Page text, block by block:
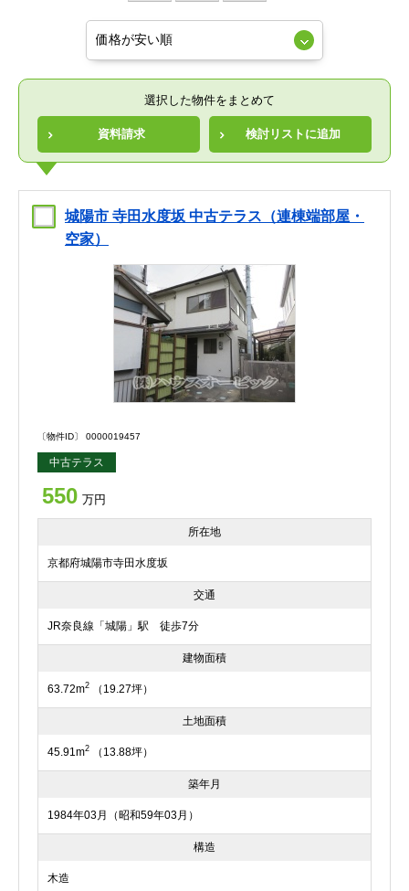
選択した物件をまとめて
資料請求 検討リストに追加
城陽市 寺田水度坂 中古テラス（連棟端部屋・
空家）
〔物件ID〕 0000019457
中古テラス
550 万円
所在地
京都府城陽市寺田水度坂
交通
JR奈良線「城陽」駅 徒歩7分
建物面積
63.72m2 （19.27坪）
土地面積
45.91m2 （13.88坪）
築年月
1984年03月（昭和59年03月）
構造
木造